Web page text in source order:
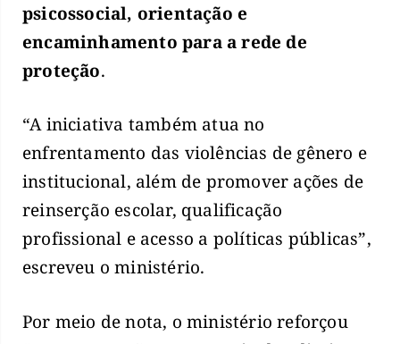
psicossocial, orientação e
encaminhamento para a rede de
proteção.
“A iniciativa também atua no
enfrentamento das violências de gênero e
institucional, além de promover ações de
reinserção escolar, qualificação
profissional e acesso a políticas públicas”,
escreveu o ministério.
Por meio de nota, o ministério reforçou